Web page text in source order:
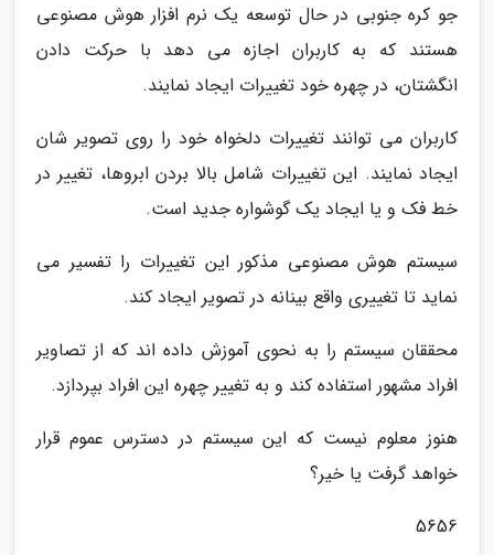
جو کره جنوبی در حال توسعه یک نرم افزار هوش مصنوعی
هستند که به کاربران اجازه می دهد با حرکت دادن
انگشتان، در چهره خود تغییرات ایجاد نمایند.
کاربران می توانند تغییرات دلخواه خود را روی تصویر شان
ایجاد نمایند. این تغییرات شامل بالا بردن ابروها، تغییر در
خط فک و یا ایجاد یک گوشواره جدید است.
سیستم هوش مصنوعی مذکور این تغییرات را تفسیر می
نماید تا تغییری واقع بینانه در تصویر ایجاد کند.
محققان سیستم را به نحوی آموزش داده اند که از تصاویر
افراد مشهور استفاده کند و به تغییر چهره این افراد بپردازد.
هنوز معلوم نیست که این سیستم در دسترس عموم قرار
خواهد گرفت یا خیر؟
5656